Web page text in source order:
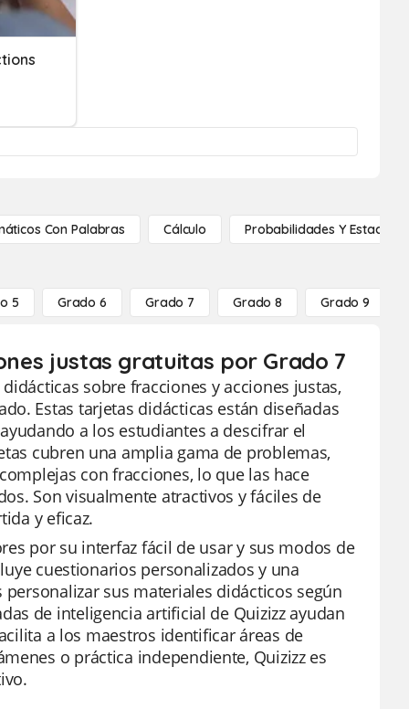
Con Palabras Cálculo Probabilidades Y
5 Grado 6 Grado 7 Grado 8 Grado 9
justas gratuitas por Grado 7
sobre fracciones y acciones justas,
Estas tarjetas didácticas están diseñadas
a los estudiantes a descifrar el
cubren una amplia gama de problemas,
con fracciones, lo que las hace
Son visualmente atractivos y fáciles de
y eficaz.
por su interfaz fácil de usar y sus modos de
cuestionarios personalizados y una
sus materiales didácticos según
de inteligencia artificial de Quizizz ayudan
a los maestros identificar áreas de
o práctica independiente, Quizizz es